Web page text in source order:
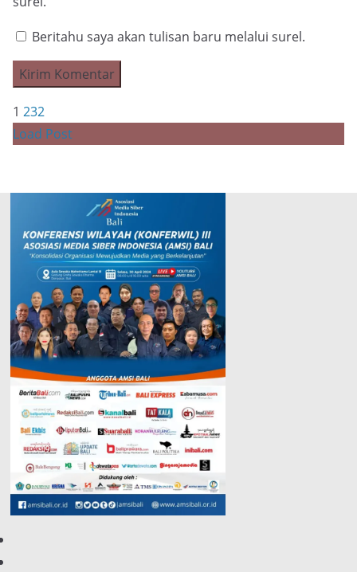
Beritahu saya akan tulisan baru melalui surel.
1 232
Load Post